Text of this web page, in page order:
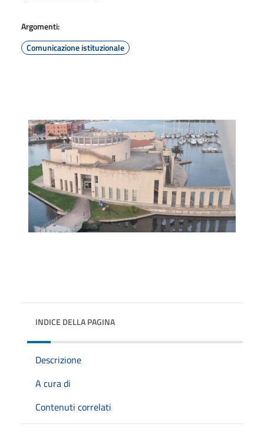
Argomenti:
Comunicazione istituzionale
INDICE DELLA PAGINA
Descrizione
A cura di
Contenuti correlati